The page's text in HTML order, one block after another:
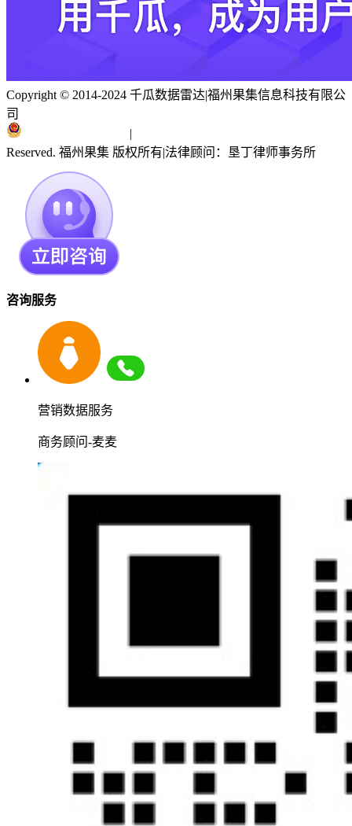
Copyright © 2014-2024 千瓜数据雷达|福州果集信息科技有限公
司
|
Reserved. 福州果集 版权所有|法律顾问：垦丁律师事务所
咨询服务
营销数据服务
商务顾问-麦麦